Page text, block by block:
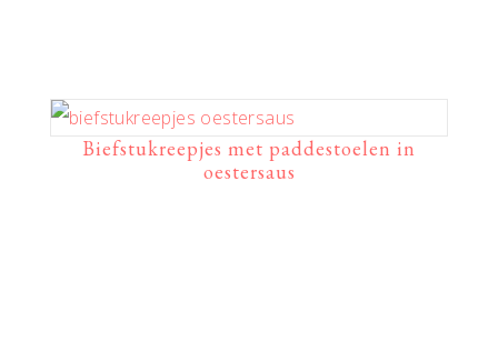
Biefstukreepjes met paddestoelen in
oestersaus